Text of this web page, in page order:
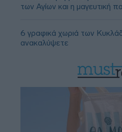
των Αγίων και η μαγευτική
6 γραφικά χωριά των
ανακαλύψετε